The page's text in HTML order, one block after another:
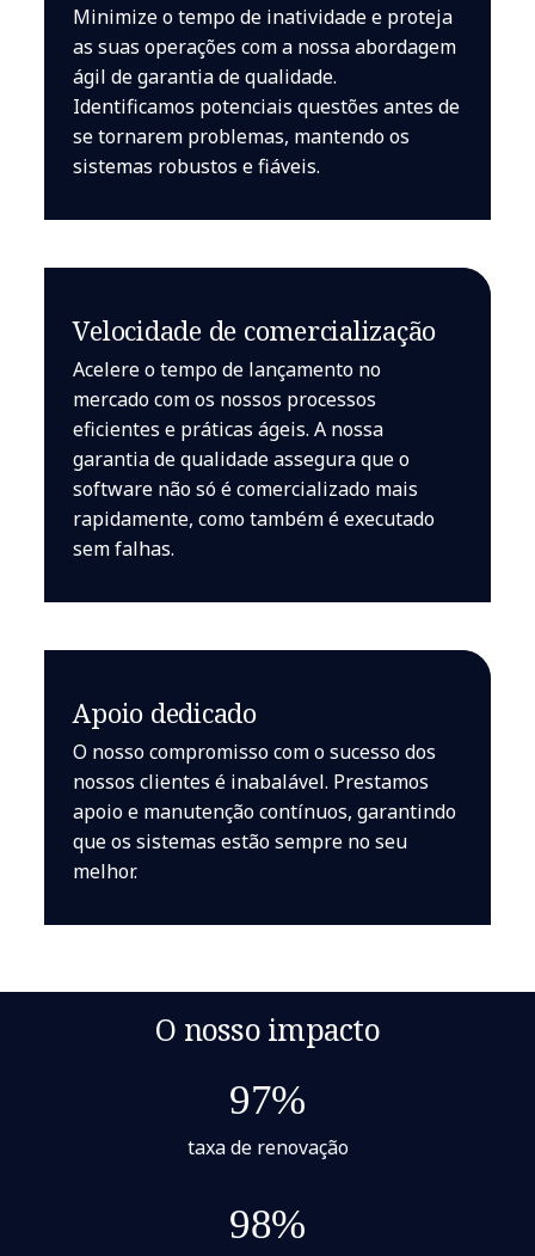
Minimize o tempo de inatividade e proteja
as suas operações com a nossa abordagem
ágil de garantia de qualidade.
Identificamos potenciais questões antes de
se tornarem problemas, mantendo os
sistemas robustos e fiáveis.
Velocidade de comercialização
Acelere o tempo de lançamento no
mercado com os nossos processos
eficientes e práticas ágeis. A nossa
garantia de qualidade assegura que o
software não só é comercializado mais
rapidamente, como também é executado
sem falhas.
Apoio dedicado
O nosso compromisso com o sucesso dos
nossos clientes é inabalável. Prestamos
apoio e manutenção contínuos, garantindo
que os sistemas estão sempre no seu
melhor.
O nosso impacto
97%
taxa de renovação
98%